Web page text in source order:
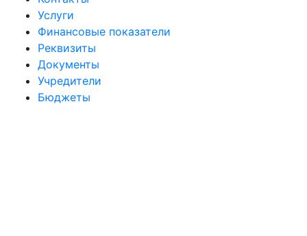
Услуги
Финансовые показатели
Реквизиты
Документы
Учредители
Бюджеты